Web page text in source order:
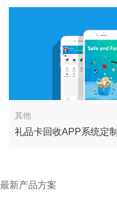
其他
礼品卡回收APP系统定制
最新产品方案